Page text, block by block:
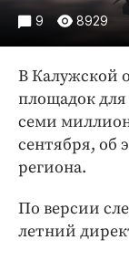
ПРОЕКТЫ
Блоги
Издания
Клиника
9 8929
В Калужской
площадок
семи
сентября, об
региона.
По версии
летний